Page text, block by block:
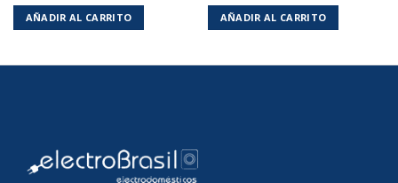
AÑADIR AL CARRITO AÑADIR AL CARRITO